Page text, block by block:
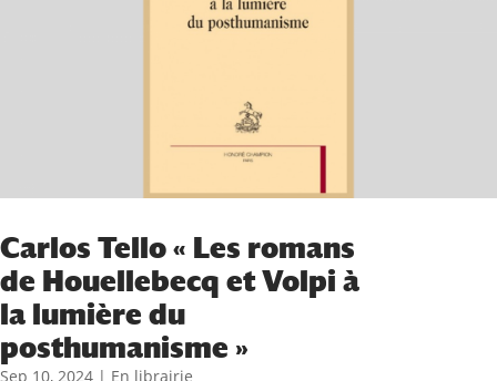
Carlos Tello « Les romans
de Houellebecq et Volpi à
la lumière du
posthumanisme »
Sep 10, 2024 | En librairie